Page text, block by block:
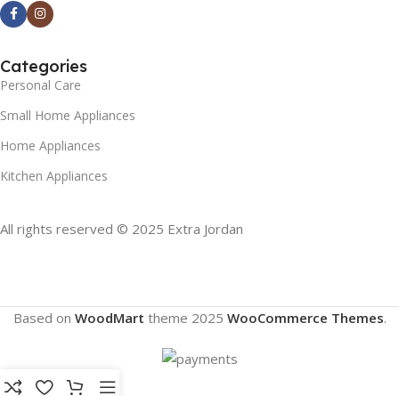
Categories
Personal Care
Small Home Appliances
Home Appliances
Kitchen Appliances
All rights reserved © 2025 Extra Jordan
Based on WoodMart theme 2025 WooCommerce Themes.